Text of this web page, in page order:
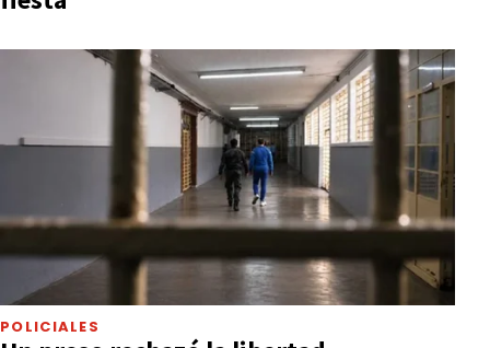
POLICIALES